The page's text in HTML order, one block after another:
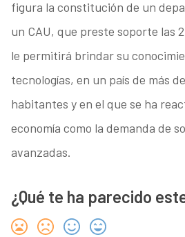
figura la constitución de un
un CAU, que preste soporte las
le permitirá brindar su
tecnologías, en un país de más
habitantes y en el que se ha
economía como la demanda de
avanzadas.
¿Qué te ha parecido